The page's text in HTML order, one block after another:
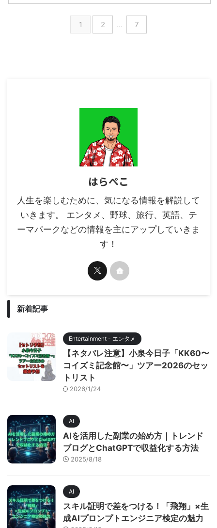
ます。 この記事では、過去の契
約更改の内容と、最新、2023年
シーズンオフの契約更改の状況を
お伝えします。 つば九郎の契約
1 2 … 7
はらぺこ
人生を楽しむために、気になる情報を解説して
いきます。 エンタメ、野球、旅行、英語、テ
ーマパークなどの情報を主にアップしていきま
す！
新着記事
Entertainment - エンタメ
【ネタバレ注意】小泉今日子「KK60〜
コイズミ記念館〜」ツアー2026のセッ
トリスト
2026/1/24
AI
AIを活用した副業の始め方｜トレンド
ブログとChatGPTで収益化する方法
2025/8/18
AI
スキル証明で差をつける！「飛翔」×生
成AIプロンプトエンジニア検定の魅力